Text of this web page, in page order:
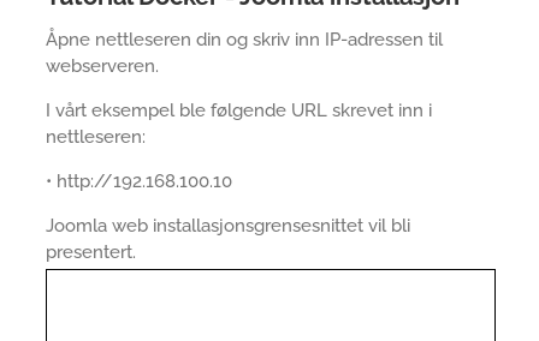
Åpne nettleseren din og skriv inn IP-adressen til
webserveren.
I vårt eksempel ble følgende URL skrevet inn i
nettleseren:
• http://192.168.100.10
Joomla web installasjonsgrensesnittet vil bli
presentert.